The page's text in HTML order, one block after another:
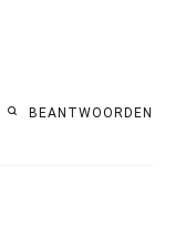
BEANTWOORDEN